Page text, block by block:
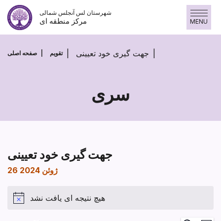
پرش
محتوا
شهرستان لس آنجلس شمالی
مرکز منطقه ای MENU
صفحه اصلی تقویم جهت گیری خود تعیینی
سری
جهت گیری خود تعیینی
26 ژوئن 2024
هیچ نتیجه ای یافت نشد